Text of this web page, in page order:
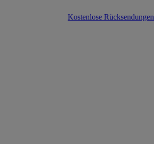
Kostenlose Rücksendungen